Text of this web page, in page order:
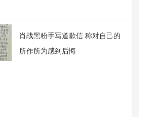
肖战黑粉手写道歉信 称对自己的
所作所为感到后悔